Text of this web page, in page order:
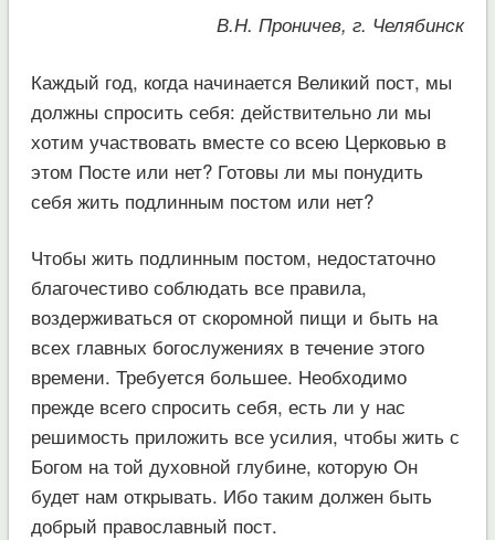
В.Н. Проничев, г. Челябинск
Каждый год, когда начинается Великий пост, мы
должны спросить себя: действительно ли мы
хотим участвовать вместе со всею Церковью в
этом Посте или нет? Готовы ли мы понудить
себя жить подлинным постом или нет?
Чтобы жить подлинным постом, недостаточно
благочестиво соблюдать все правила,
воздерживаться от скоромной пищи и быть на
всех главных богослужениях в течение этого
времени. Требуется большее. Необходимо
прежде всего спросить себя, есть ли у нас
решимость приложить все усилия, чтобы жить с
Богом на той духовной глубине, которую Он
будет нам открывать. Ибо таким должен быть
добрый православный пост.